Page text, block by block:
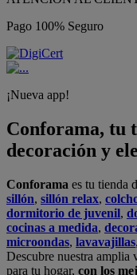
Pago 100% Seguro
¡Nueva app!
Conforama, tu
decoración y
Conforama es tu tienda
sillón, sillón relax,
dormitorio de juvenil,
cocinas a medida,
microondas, lavavajillas,
Descubre nuestra amplia
para tu hogar, con los